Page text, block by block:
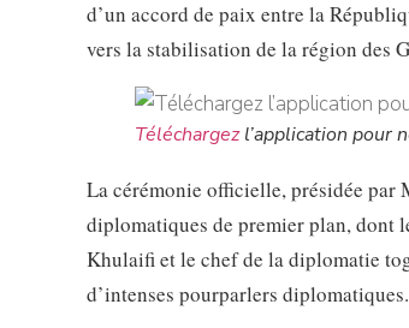
d’un accord de paix entre la
vers la stabilisation de la région des
Téléchargezl’application pour
La cérémonie officielle, présidée par
diplomatiques de premier plan, dont
Khulaifi et le chef de la diplomatie
d’intenses pourparlers diplomatiques.